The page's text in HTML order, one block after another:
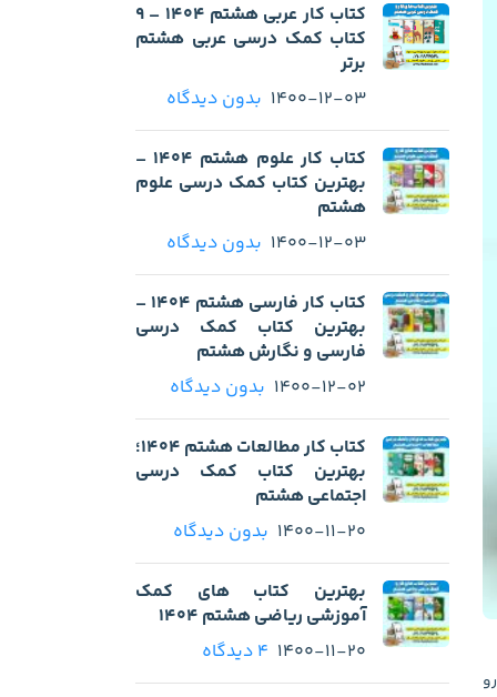
کتاب کار عربی هشتم 1404 – 9
کتاب کمک درسی عربی هشتم
برتر
1400-12-03 بدون دیدگاه
کتاب کار علوم هشتم 1404 –
بهترین کتاب کمک درسی علوم
هشتم
1400-12-03 بدون دیدگاه
کتاب کار فارسی هشتم 1404 –
بهترین کتاب کمک درسی
فارسی و نگارش هشتم
1400-12-02 بدون دیدگاه
کتاب کار مطالعات هشتم 1404؛
بهترین کتاب کمک درسی
اجتماعی هشتم
1400-11-20 بدون دیدگاه
بهترین کتاب های کمک
آموزشی ریاضی هشتم 1404
1400-11-20 4 دیدگاه